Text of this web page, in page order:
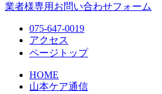
業者様専用お問い合わせフォーム
075-647-0019
アクセス
ページトップ
HOME
山本ケア通信